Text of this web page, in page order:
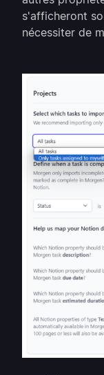
s'afficheront
nécessiter de